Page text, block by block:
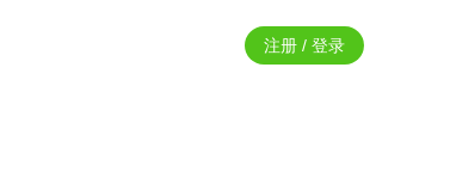
注册 / 登录